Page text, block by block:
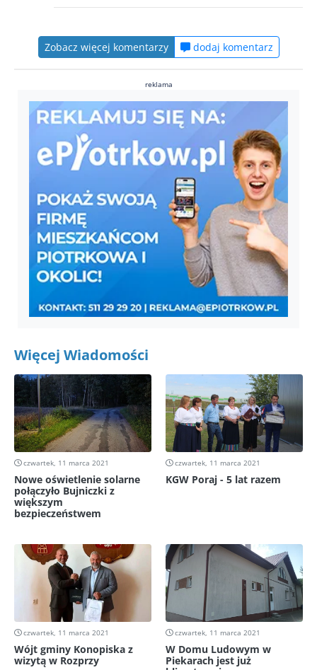
Zobacz więcej komentarzy dodaj komentarz
reklama
Więcej Wiadomości
czwartek, 11 marca 2021
Nowe oświetlenie solarne
połączyło Bujniczki z
większym
bezpieczeństwem
czwartek, 11 marca 2021
KGW Poraj - 5 lat razem
czwartek, 11 marca 2021
Wójt gminy Konopiska z
wizytą w Rozprzy
czwartek, 11 marca 2021
W Domu Ludowym w
Piekarach jest już